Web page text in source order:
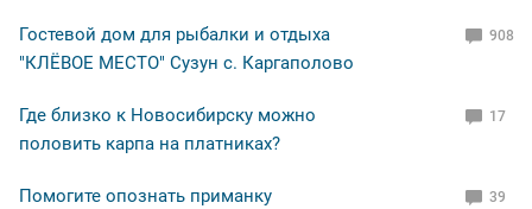
Гостевой дом для рыбалки и отдыха
"КЛЁВОЕ МЕСТО" Сузун с. Каргаполово
908
Где близко к Новосибирску можно
половить карпа на платниках?
17
Помогите опознать приманку 39